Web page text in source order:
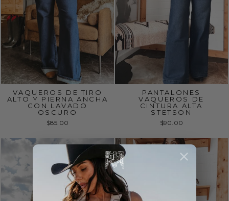
VAQUEROS DE TIRO
ALTO Y PIERNA ANCHA
CON LAVADO
OSCURO
$85.00
PANTALONES
VAQUEROS DE
CINTURA ALTA
STETSON
$90.00